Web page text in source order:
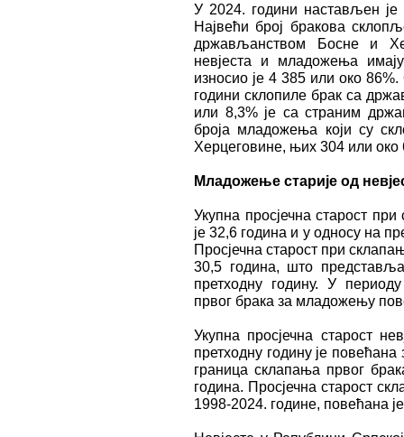
У 2024. години настављен је
Највећи број бракова
држављанством Босне и
невјеста и младожења
износио је 4 385 или око 86%.
години склопиле брак са
или 8,3% је са страним
броја младожења који су
Херцеговине, њих 304 или
Младожење старије од
Укупна просјечна старост
је 32,6 година и у односу на
Просјечна старост при
30,5 година, што
претходну годину. У
првог брака за младожењу
Укупна просјечна старост
претходну годину је
граница склапања првог
година. Просјечна старост
1998-2024. године, повећана